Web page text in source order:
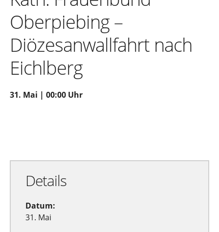
Oberpiebing –
Diözesanwallfahrt nach
Eichlberg
31. Mai | 00:00 Uhr
Details
Datum:
31. Mai